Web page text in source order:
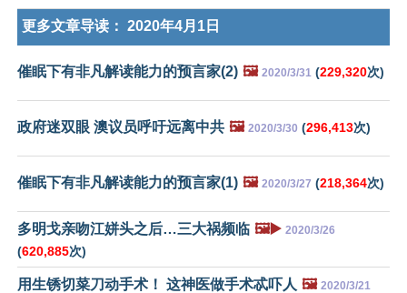
更多文章导读： 2020年4月1日
催眠下有非凡解读能力的预言家(2) 🖼️ 2020/3/31 (229,320次)
政府迷双眼 澳议员呼吁远离中共 🖼️ 2020/3/30 (296,413次)
催眠下有非凡解读能力的预言家(1) 🖼️ 2020/3/27 (218,364次)
多明戈亲吻江姘头之后…三大祸频临 🖼️▶️ 2020/3/26
(620,885次)
用生锈切菜刀动手术！ 这神医做手术忒吓人 🖼️ 2020/3/21